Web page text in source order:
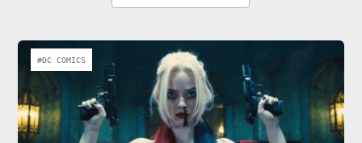
#DC COMICS